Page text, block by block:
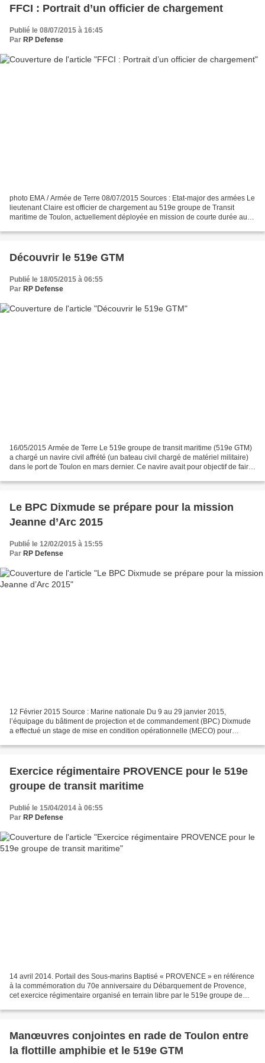
FFCI : Portrait d’un officier de chargement
Publié le 08/07/2015 à 16:45
Par RP Defense
photo EMA / Armée de Terre 08/07/2015 Sources : Etat-major des armées Le
lieutenant Claire est officier de chargement au 519e groupe de Transit
maritime de Toulon, actuellement déployée en mission de courte durée aux
Découvrir le 519e GTM
Publié le 18/05/2015 à 06:55
Par RP Defense
16/05/2015 Armée de Terre Le 519e groupe de transit maritime (519e GTM)
a chargé un navire civil affrété (un bateau civil chargé de matériel militaire)
dans le port de Toulon en mars dernier. Ce navire avait pour objectif de faire
Le BPC Dixmude se prépare pour la mission
Jeanne d’Arc 2015
Publié le 12/02/2015 à 15:55
Par RP Defense
12 Février 2015 Source : Marine nationale Du 9 au 29 janvier 2015,
l’équipage du bâtiment de projection et de commandement (BPC) Dixmude
a effectué un stage de mise en condition opérationnelle (MECO) pour
Exercice régimentaire PROVENCE pour le 519e
groupe de transit maritime
Publié le 15/04/2014 à 06:55
Par RP Defense
14 avril 2014. Portail des Sous-marins Baptisé « PROVENCE » en référence
à la commémoration du 70e anniversaire du Débarquement de Provence,
cet exercice régimentaire organisé en terrain libre par le 519e groupe de
Manœuvres conjointes en rade de Toulon entre
la flottille amphibie et le 519e GTM